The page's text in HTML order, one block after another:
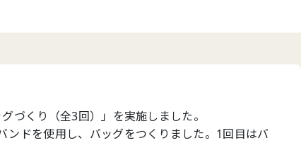
づくり（全3回）」を実施しました。
ドを使用し、バッグをつくりました。1回目はバ